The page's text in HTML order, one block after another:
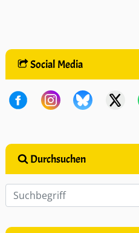
Social Media
Durchsuchen